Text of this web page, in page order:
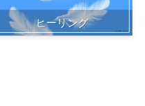
ヒーリング